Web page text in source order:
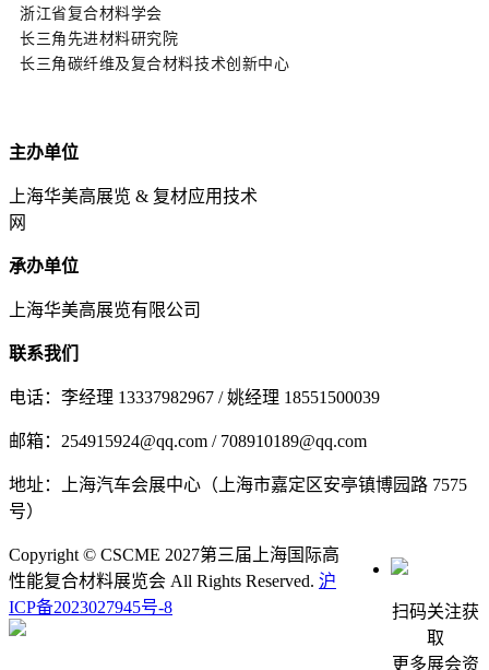
浙江省复合材料学会
长三角先进材料研究院
长三角碳纤维及复合材料技术创新中心
主办单位
上海华美高展览 & 复材应用技术
网
承办单位
上海华美高展览有限公司
联系我们
电话：李经理 13337982967 / 姚经理 18551500039
邮箱：254915924@qq.com / 708910189@qq.com
地址：上海汽车会展中心（上海市嘉定区安亭镇博园路 7575
号）
扫码关注获
取
更多展会资
Copyright © CSCME 2027第三届上海国际高
性能复合材料展览会 All Rights Reserved. 沪
ICP备2023027945号-8